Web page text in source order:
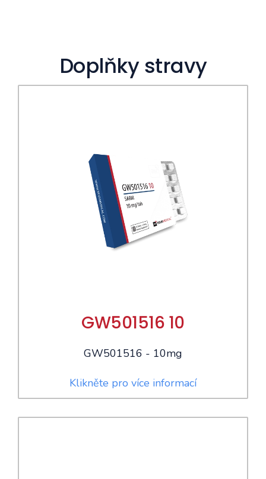
Doplňky stravy
GW501516 10
GW501516 - 10mg
Klikněte pro více informací